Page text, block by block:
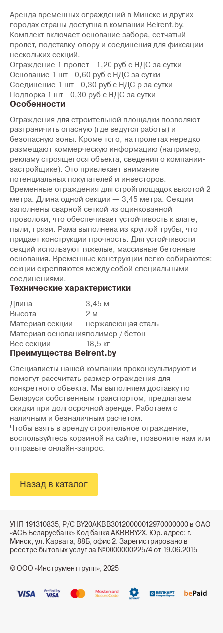
Аренда временных ограждений в Минске и других
городах страны доступна в компании Belrent.by.
Комплект включает основание забора, сетчатый
пролет, подставку-опору и соединения для фиксации
нескольких секций.
Ограждение 1 пролет - 1,20 руб с НДС за сутки
Основание 1 шт - 0,60 руб с НДС за сутки
Соединение 1 шт - 0,30 руб с НДС р за сутки
Подпорка 1 шт - 0,30 руб с НДС за сутки
Особенности
Ограждения для строительной площадки позволяют
разграничить опасную (где ведутся работы) и
безопасную зоны. Кроме того, на пролетах нередко
размещают коммерческую информацию (например,
рекламу строящегося объекта, сведения о компании-
застройщике). Это привлекает внимание
потенциальных покупателей и инвесторов.
Временные ограждения для стройплощадок высотой 2
метра. Длина одной секции — 3,45 метра. Секции
заполнены сварной сеткой из оцинкованной
проволоки, что обеспечивает устойчивость к влаге,
пыли, грязи. Рама выполнена из круглой трубы, что
придает конструкции прочность. Для устойчивости
секций используют тяжелые, массивные бетонные
основания. Временные конструкции легко собираются:
секции скрепляются между собой специальными
соединениями.
Технические характеристики
Длина
3,45 м
Высота
2 м
Материал секции
нержавеющая сталь
Материал основанияполимер / бетон
Вес секции
18,5 кг
Преимущества Belrent.by
Специалисты нашей компании проконсультируют и
помогут рассчитать размер ограждения для
конкретного объекта. Мы выполняем доставку по
Беларуси собственным транспортом, предлагаем
скидки при долгосрочной аренде. Работаем с
наличным и безналичным расчетом.
Чтобы взять в аренду строительное ограждение,
воспользуйтесь корзиной на сайте, позвоните нам или
отправьте онлайн-запрос.
Назад в каталог
УНП 191310835, Р/С BY20AKBB30120000012970000000 в ОАО
«АСБ Беларусбанк» Код банка AKBBBY2X. Юр. адрес: г.
Минск, ул. Карвата, 88Б, офис 2. Зарегистрировано в
реестре бытовых услуг за №000000022574 от 19.06.2015
© ООО «Инструментгрупп», 2025